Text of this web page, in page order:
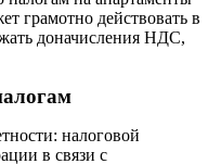
грамотно действовать в
доначисления НДС,
налоговой
в связи с